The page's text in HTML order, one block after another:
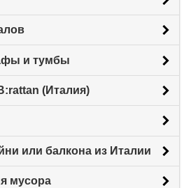
и тумбы
(Италия)
или балкона из Италии
мусора